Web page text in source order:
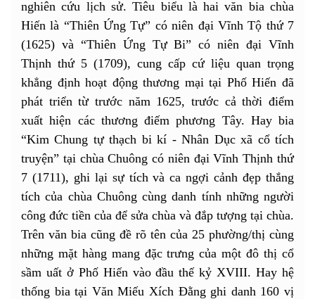
nghiên cứu lịch sử. Tiêu biểu là hai văn bia chùa
Hiến là “Thiên Ứng Tự” có niên đại Vĩnh Tộ thứ 7
(1625) và “Thiên Ứng Tự Bi” có niên đại Vĩnh
Thịnh thứ 5 (1709), cung cấp cứ liệu quan trọng
khẳng định hoạt động thương mại tại Phố Hiến đã
phát triển từ trước năm 1625, trước cả thời điểm
xuất hiện các thương điếm phương Tây. Hay bia
“Kim Chung tự thạch bi kí - Nhân Dục xã cổ tích
truyện” tại chùa Chuông có niên đại Vĩnh Thịnh thứ
7 (1711), ghi lại sự tích và ca ngợi cảnh đẹp thắng
tích của chùa Chuông cùng danh tính những người
công đức tiền của để sửa chùa và đắp tượng tại chùa.
Trên văn bia cũng đề rõ tên của 25 phường/thị cùng
những mặt hàng mang đặc trưng của một đô thị cổ
sầm uất ở Phố Hiến vào đầu thế kỷ XVIII. Hay hệ
thống bia tại Văn Miếu Xích Đằng ghi danh 160 vị